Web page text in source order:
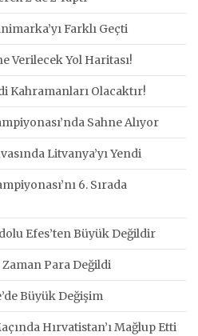
Farklı Geçti
Verilecek Yol Haritası!
Kahramanları Olacaktır!
Sahne Alıyor
Litvanya’yı Yendi
6. Sırada
Efes’ten Büyük Değildir
Para Değildi
Büyük Değişim
Hırvatistan’ı Mağlup Etti